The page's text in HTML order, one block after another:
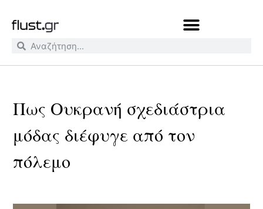
Πως Ουκρανή σχεδιάστρια
μόδας διέφυγε από τον
πόλεμο